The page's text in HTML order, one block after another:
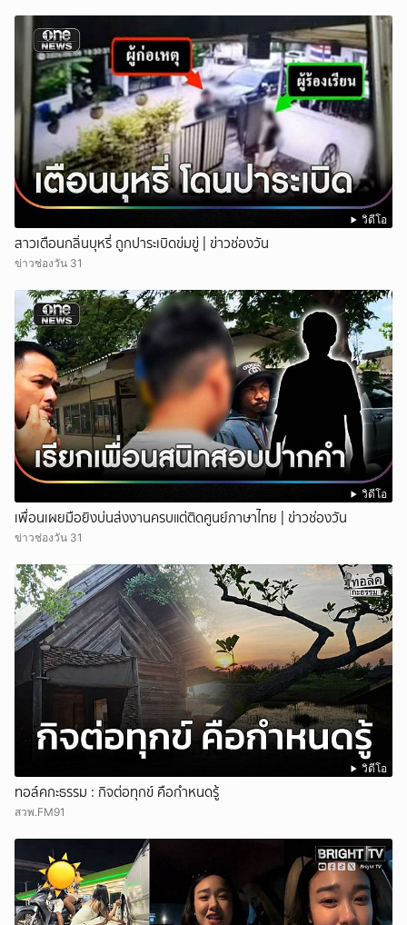
วิดีโอ
สาวเตือนกลิ่นบุหรี่ ถูกปาระเบิดข่มขู่ | ข่าวช่องวัน
ข่าวช่องวัน 31
วิดีโอ
เพื่อนเผยมือยิงบ่นส่งงานครบแต่ติดศูนย์ภาษาไทย | ข่าวช่องวัน
ข่าวช่องวัน 31
วิดีโอ
ทอล์คกะธรรม : กิจต่อทุกข์ คือกำหนดรู้
สวพ.FM91